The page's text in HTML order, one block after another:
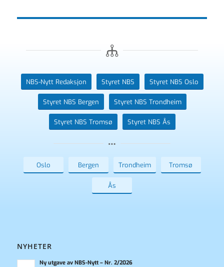
NBS-Nytt Redaksjon Styret NBS Styret NBS Oslo
Styret NBS Bergen Styret NBS Trondheim
Styret NBS Tromsø Styret NBS Ås
Oslo Bergen Trondheim Tromsø
Ås
NYHETER
Ny utgave av NBS-Nytt – Nr. 2/2026